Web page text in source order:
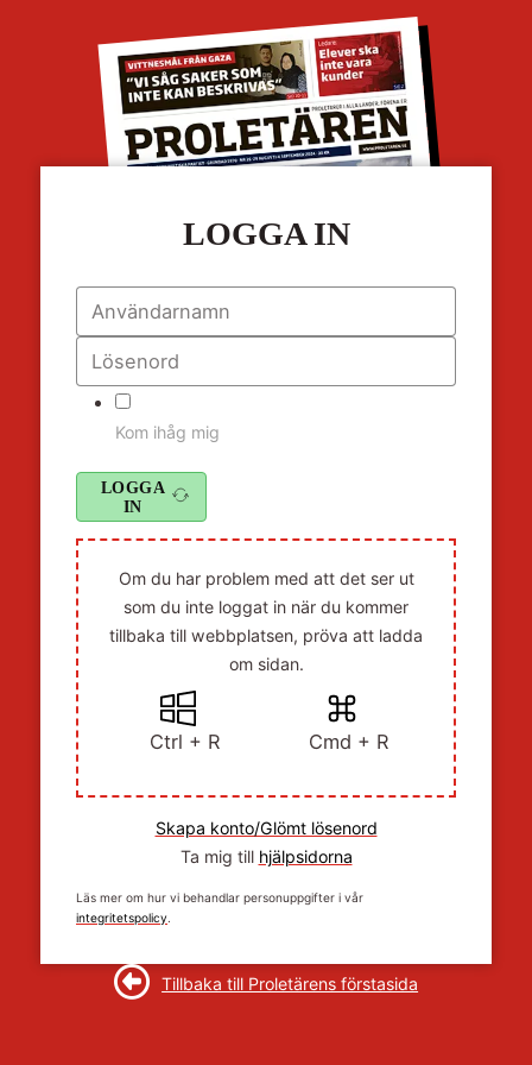
LOGGA IN
Kom ihåg mig
LOGGA
IN
Om du har problem med att det ser ut
som du inte loggat in när du kommer
tillbaka till webbplatsen, pröva att ladda
om sidan.
Ctrl + R Cmd + R
Skapa konto/Glömt lösenord
Ta mig till hjälpsidorna
Läs mer om hur vi behandlar personuppgifter i vår
integritetspolicy.
Tillbaka till Proletärens förstasida